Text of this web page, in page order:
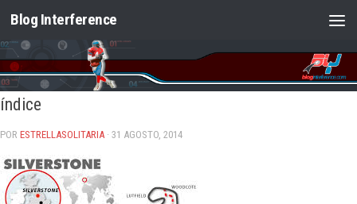
Saltar al contenido
Blog Interference
índice
POR ESTRELLASOLITARIA · 31 AGOSTO, 2014